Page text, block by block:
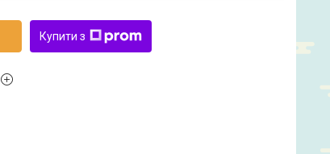
Купити з